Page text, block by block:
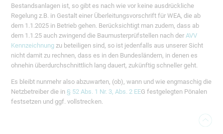
Bestandsanlagen ist, so gibt es nach wie vor keine ausdrückliche
Regelung z.B. in Gestalt einer Überleitungsvorschrift für WEA, die ab
dem 1.1.2025 in Betrieb gehen. Berücksichtigt man zudem, dass ab
dem 1.1.25 auch zwingend die Baumusterprüfstellen nach der AVV
Kennzeichnung zu beteiligen sind, so ist jedenfalls aus unserer Sicht
nicht damit zu rechnen, dass es in den Bundesländern, in denen es
ohnehin überdurchschnittlich lang dauert, zukünftig schneller geht.
Es bleibt nunmehr also abzuwarten, (ob), wann und wie engmaschig die
Netzbetreiber die in§ 52 Abs. 1 Nr. 3, Abs. 2 EEG festgelegten Pönalen
festsetzen und ggf. vollstrecken.